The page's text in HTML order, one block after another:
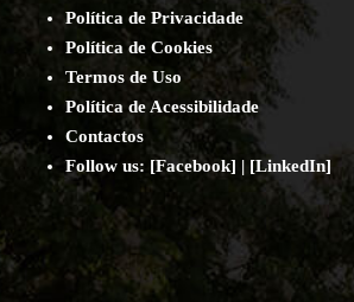
Política de Privacidade
Política de Cookies
Termos de Uso
Política de Acessibilidade
Contactos
Follow us: [Facebook] | [LinkedIn]